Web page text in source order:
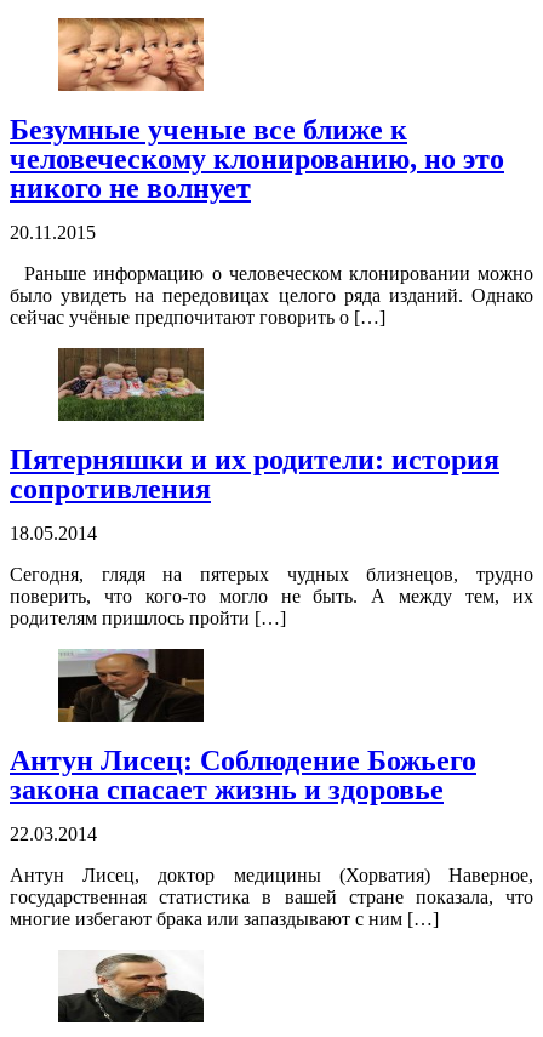
Безумные ученые все ближе к
человеческому клонированию, но это
никого не волнует
20.11.2015
Раньше информацию о человеческом клонировании можно
было увидеть на передовицах целого ряда изданий. Однако
сейчас учёные предпочитают говорить о […]
Пятерняшки и их родители: история
сопротивления
18.05.2014
Сегодня, глядя на пятерых чудных близнецов, трудно
поверить, что кого-то могло не быть. А между тем, их
родителям пришлось пройти […]
Антун Лисец: Соблюдение Божьего
закона спасает жизнь и здоровье
22.03.2014
Антун Лисец, доктор медицины (Хорватия) Наверное,
государственная статистика в вашей стране показала, что
многие избегают брака или запаздывают с ним […]